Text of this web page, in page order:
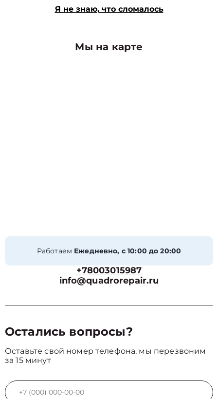
Я не знаю, что сломалось
Мы на карте
Работаем Ежедневно, с 10:00 до 20:00
+78003015987
info@quadrorepair.ru
Остались вопросы?
Оставьте свой номер телефона, мы перезвоним
за 15 минут